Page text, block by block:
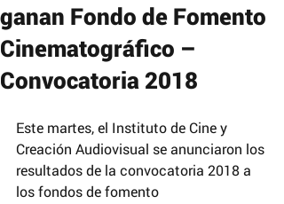
ganan Fondo de Fomento
Cinematográfico –
Convocatoria 2018
Este martes, el Instituto de Cine y
Creación Audiovisual se anunciaron los
resultados de la convocatoria 2018 a
los fondos de fomento